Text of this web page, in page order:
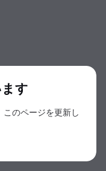
す
のページを更新し